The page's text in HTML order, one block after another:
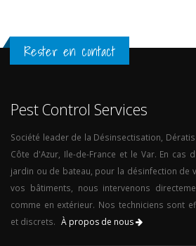
Rester en contact
Pest Control Services
Société leader de la Désinsectisation,
Côte d'Azur, Ile-de-France et le Var. En cas
jardin ou de bateau, pour la désinfection de
vos bâtiments, nous intervenons
comme en extérieur. Nos techniciens sont
et discrets. À propos de nous